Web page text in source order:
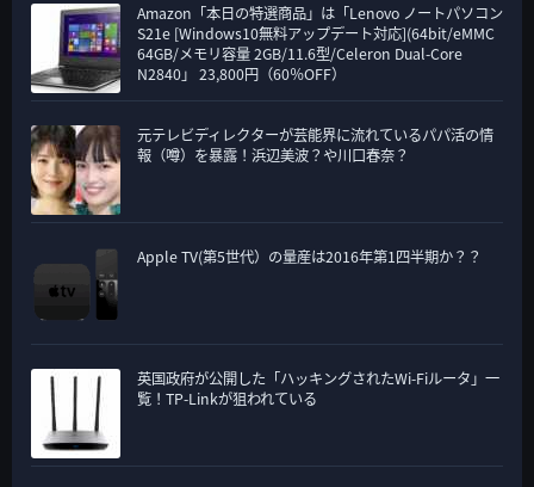
Amazon「本日の特選商品」は「Lenovo ノートパソコン
S21e [Windows10無料アップデート対応](64bit/eMMC
64GB/メモリ容量 2GB/11.6型/Celeron Dual-Core
N2840」 23,800円（60％OFF）
元テレビディレクターが芸能界に流れているパパ活の情
報（噂）を暴露！浜辺美波？や川口春奈？
Apple TV(第5世代）の量産は2016年第1四半期か？？
英国政府が公開した「ハッキングされたWi-Fiルータ」一
覧！TP-Linkが狙われている